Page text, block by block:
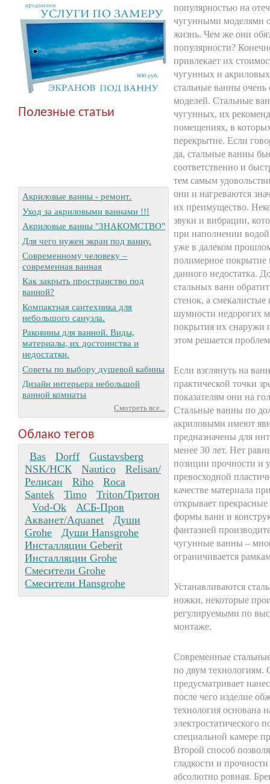
Полезные статьи
Акриловые ванны - ремонт.
Уход за акриловыми ваннами !!!
Акриловые ванны "ЗНАКОМСТВО"
Для чего нужен экран под ванну.
Современному человеку –
современная ванная
Как закрыть пространство под
ванной?
Компактная сантехника для
небольшого санузла.
Раковины для ванной. Виды,
материалы, их достоинства и
недостатки.
Советы по выбору душевой кабины
Дизайн интерьера небольшой
ванной комнаты
Смотреть все...
Облако тегов
Bas Dorff
Gustavsberg
NSK/НСК
Nautico
Relisan/
Релисан
Riho
Roca
Santek
Timo
Triton/Тритон
Vod-Ok
АСБ-Пров
Акванет/Aquanet
Души
Grohe
Души Hansgrohe
Инсталляции Geberit
Инсталляции Grohe
Смесители Grohe
Смесители Hansgrohe
популярностью на
чугунными моделями
жизнь. Чем же они
популярности?
привлекает их
чугунных и
стальные ванны
моделей. Стальные
чугунных, их
помещениях, в
перекрытие. Если
да, стальные ванны
соответственно и
тем самым
они и нагреваются
их преимущество.
звуки и вибрации,
при наполнении
уже в далеком
полимерное покрытие
данного недостатка.
стальных ванн
стенок, а
шумности недорогих
покрытия их снаружи
этом решается
Если взглянуть на
практической точки
показателям они на
Стальные ванны по
акриловыми имеют
предназначены для
менее 30 лет. Нет
позиции прочности и
превосходной
качестве материала
открывает
формы ванн и
фантазией
чугунные ванны –
ограничивается
Устанавливаются
ножки, некоторые
регулируемыми по
монтаже.
Современные
по двум технологиям.
предусматривает
после чего изделие
технология основана
электростатического
специальной камере
Второй способ
гладкости и
абсолютно ровная.